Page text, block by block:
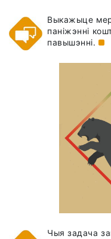
Выкажыце
паніжэнні
павышэнні.
Чыя задача